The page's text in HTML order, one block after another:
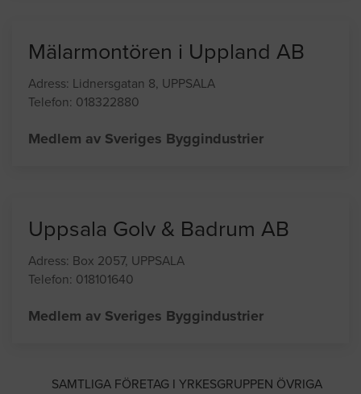
Medlem av Sveriges Byggindustrier